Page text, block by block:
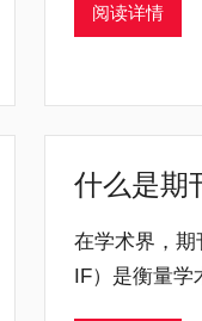
阅读详情
什么是期
在学术界，
IF）是衡量学